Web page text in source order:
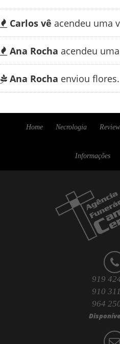
Carlos vê acendeu uma
Ana Rocha acendeu
Ana Rocha enviou flores.
Home Necrologia
Informações
919
910
964